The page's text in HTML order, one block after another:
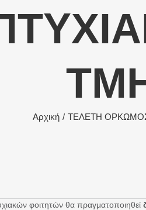
Αρχική TEΛΕΤΗ
φοιτητών θα πραγματοποιηθεί